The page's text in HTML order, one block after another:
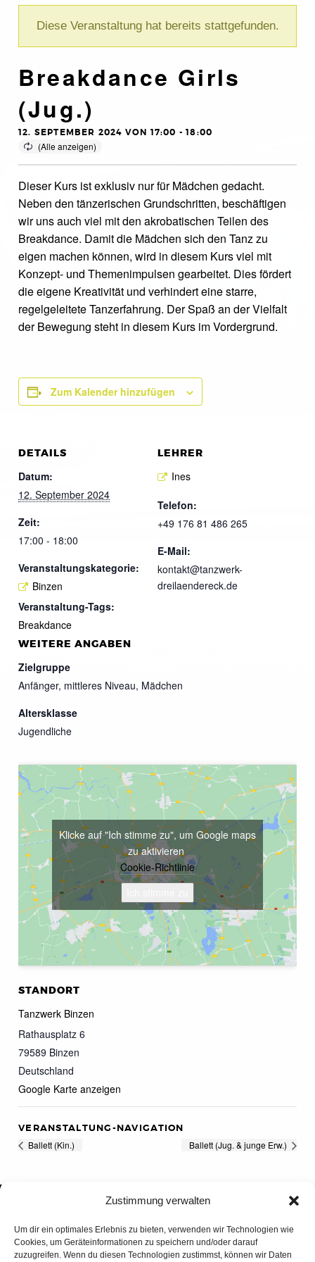
Zustimmung verwalten
Um dir ein optimales Erlebnis zu bieten, verwenden wir Technologien wie
Cookies, um Geräteinformationen zu speichern und/oder darauf
zuzugreifen. Wenn du diesen Technologien zustimmst, können wir Daten
Diese Veranstaltung hat bereits stattgefunden.
Breakdance Girls
(Jug.)
12. SEPTEMBER 2024 VON 17:00 -18:00
Dieser Kurs ist exklusiv nur für Mädchen gedacht.
Neben den tänzerischen Grundschritten, beschäftigen
wir uns auch viel mit den akrobatischen Teilen des
Breakdance. Damit die Mädchen sich den Tanz zu
eigen machen können, wird in diesem Kurs viel mit
Konzept- und Themenimpulsen gearbeitet. Dies fördert
die eigene Kreativität und verhindert eine starre,
regelgeleitete Tanzerfahrung. Der Spaß an der Vielfalt
der Bewegung steht in diesem Kurs im Vordergrund.
Zum Kalender hinzufügen
DETAILS
Datum:
12. September 2024
Zeit:
17:00 - 18:00
Veranstaltungskategorie:
Binzen
Veranstaltung-Tags:
Breakdance
LEHRER
Ines
Telefon:
+49 176 81 486 265
E-Mail:
kontakt@tanzwerk-
dreilaendereck.de
WEITERE ANGABEN
Zielgruppe
Anfänger, mittleres Niveau, Mädchen
Altersklasse
Jugendliche
STANDORT
Tanzwerk Binzen
Rathausplatz 6
79589 Binzen
Deutschland
Google Karte anzeigen
Klicke auf "Ich stimme zu", um Google maps
zu aktivieren
Cookie-Richtlinie
VERANSTALTUNG-NAVIGATION
Ballett (Kin.) Ballett (Jug. & junge Erw.)